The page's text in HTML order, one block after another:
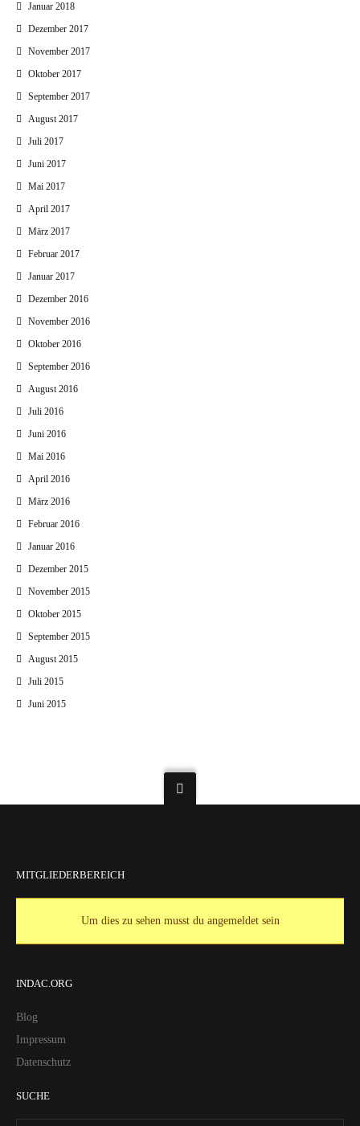
Januar 2018
Dezember 2017
November 2017
Oktober 2017
September 2017
August 2017
Juli 2017
Juni 2017
Mai 2017
April 2017
März 2017
Februar 2017
Januar 2017
Dezember 2016
November 2016
Oktober 2016
September 2016
August 2016
Juli 2016
Juni 2016
Mai 2016
April 2016
März 2016
Februar 2016
Januar 2016
Dezember 2015
November 2015
Oktober 2015
September 2015
August 2015
Juli 2015
Juni 2015
MITGLIEDERBEREICH
Um dies zu sehen musst du angemeldet sein
INDAC.ORG
Blog
Impressum
Datenschutz
SUCHE